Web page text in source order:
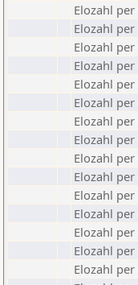
Elozahl per
Elozahl per
Elozahl per
Elozahl per
Elozahl per
Elozahl per
Elozahl per
Elozahl per
Elozahl per
Elozahl per
Elozahl per
Elozahl per
Elozahl per
Elozahl per
Elozahl per